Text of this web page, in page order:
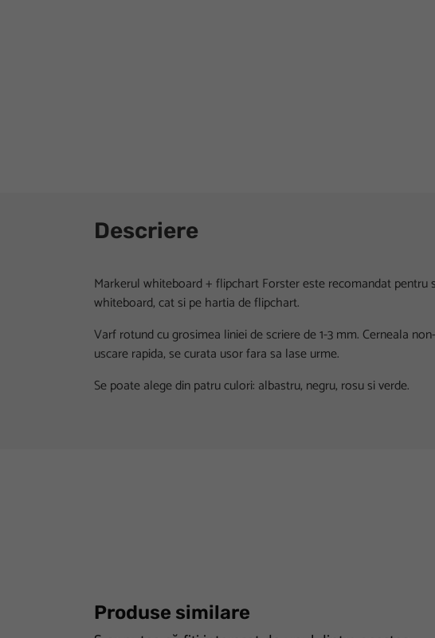
Descriere
Markerul whiteboard + flipchart Forster este recomandat pentru
whiteboard, cat si pe hartia de flipchart.
Varf rotund cu grosimea liniei de scriere de 1-3 mm. Cerneala
uscare rapida, se curata usor fara sa lase urme.
Se poate alege din patru culori: albastru, negru, rosu si verde.
Produse similare